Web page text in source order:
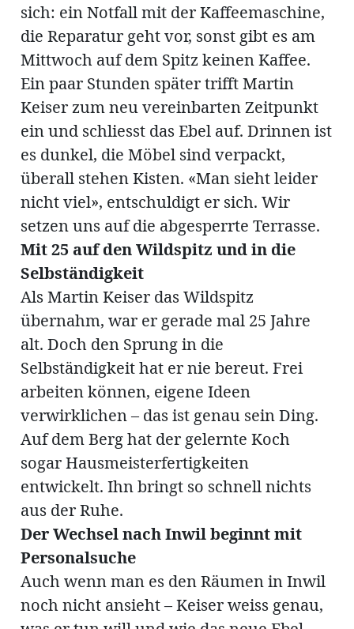
sich: ein Notfall mit der Kaffeemaschine,
die Reparatur geht vor, sonst gibt es am
Mittwoch auf dem Spitz keinen Kaffee.
Ein paar Stunden später trifft Martin
Keiser zum neu vereinbarten Zeitpunkt
ein und schliesst das Ebel auf. Drinnen ist
es dunkel, die Möbel sind verpackt,
überall stehen Kisten. «Man sieht leider
nicht viel», entschuldigt er sich. Wir
setzen uns auf die abgesperrte Terrasse.
Mit 25 auf den Wildspitz und in die
Selbständigkeit
Als Martin Keiser das Wildspitz
übernahm, war er gerade mal 25 Jahre
alt. Doch den Sprung in die
Selbständigkeit hat er nie bereut. Frei
arbeiten können, eigene Ideen
verwirklichen – das ist genau sein Ding.
Auf dem Berg hat der gelernte Koch
sogar Hausmeisterfertigkeiten
entwickelt. Ihn bringt so schnell nichts
aus der Ruhe.
Der Wechsel nach Inwil beginnt mit
Personalsuche
Auch wenn man es den Räumen in Inwil
noch nicht ansieht – Keiser weiss genau,